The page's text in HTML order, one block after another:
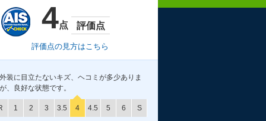
4点 評価点
評価点の見方はこちら
装に目立たないキズ、ヘコミが多少ありま
、良好な状態です。
1 2 3 3.5 4 4.5 5 6 S